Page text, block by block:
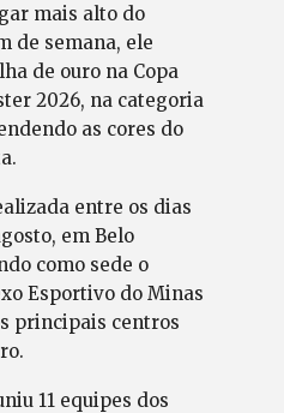
mais alto do
de semana, ele
de ouro na Copa
2026, na categoria
as cores do
entre os dias
em Belo
como sede o
Esportivo do Minas
principais centros
11 equipes dos